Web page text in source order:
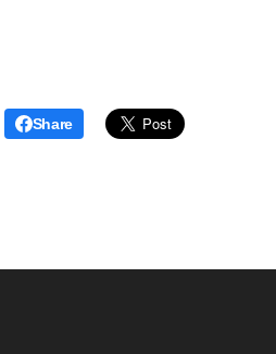
Share